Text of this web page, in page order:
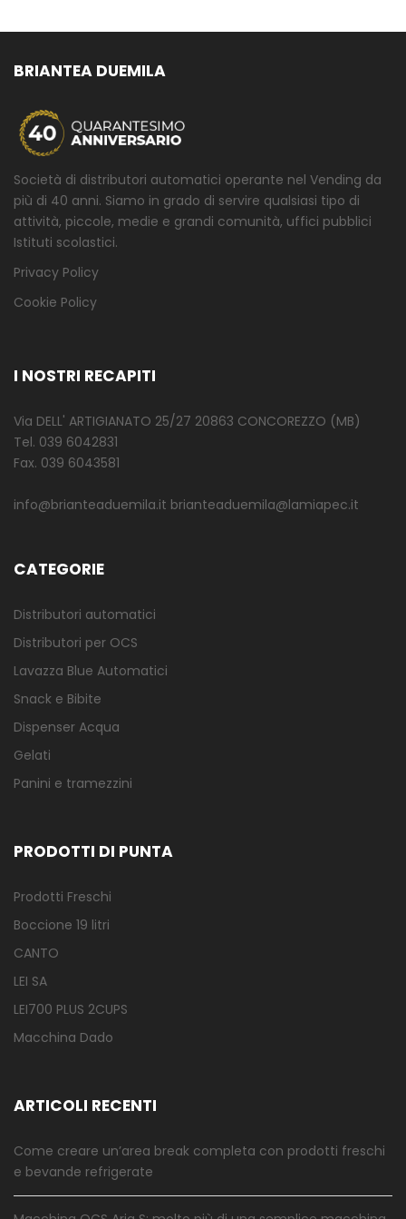
BRIANTEA DUEMILA
Società di distributori automatici operante nel Vending da
più di 40 anni. Siamo in grado di servire qualsiasi tipo di
attività, piccole, medie e grandi comunità, uffici pubblici
Istituti scolastici.
Privacy Policy
Cookie Policy
I NOSTRI RECAPITI
Via DELL' ARTIGIANATO 25/27 20863 CONCOREZZO (MB)
Tel. 039 6042831
Fax. 039 6043581
info@brianteaduemila.it brianteaduemila@lamiapec.it
CATEGORIE
Distributori automatici
Distributori per OCS
Lavazza Blue Automatici
Snack e Bibite
Dispenser Acqua
Gelati
Panini e tramezzini
PRODOTTI DI PUNTA
Prodotti Freschi
Boccione 19 litri
CANTO
LEI SA
LEI700 PLUS 2CUPS
Macchina Dado
ARTICOLI RECENTI
Come creare un’area break completa con prodotti freschi
e bevande refrigerate